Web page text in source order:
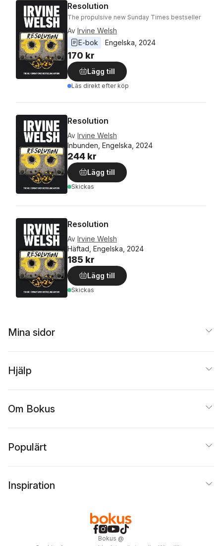
Resolution
The propulsive new Sunday Times bestseller
Av Irvine Welsh
E-bok
Engelska 2024
170 kr
Lägg till
Läs direkt efter köp
Resolution
Av Irvine Welsh
Inbunden, Engelska, 2024
244 kr
Lägg till
Skickas
Resolution
Av Irvine Welsh
Häftad, Engelska, 2024
185 kr
Lägg till
Skickas
Mina sidor
Hjälp
Om Bokus
Populärt
Inspiration
Bokus @